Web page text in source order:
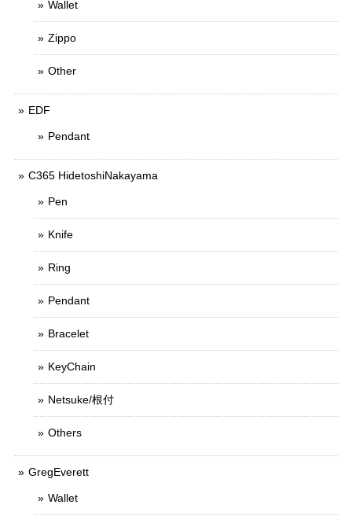
Wallet
Zippo
Other
EDF
Pendant
C365 HidetoshiNakayama
Pen
Knife
Ring
Pendant
Bracelet
KeyChain
Netsuke/根付
Others
GregEverett
Wallet